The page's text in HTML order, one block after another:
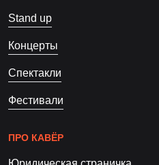
Stand up
Концерты
Спектакли
Фестивали
ПРО КАВЁР